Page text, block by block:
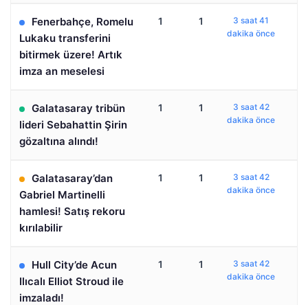
Fenerbahçe, Romelu
Lukaku transferini
bitirmek üzere! Artık
imza an meselesi
1 1
3 saat 41
dakika önce
Galatasaray tribün
lideri Sebahattin Şirin
gözaltına alındı!
1 1
3 saat 42
dakika önce
Galatasaray’dan
Gabriel Martinelli
hamlesi! Satış rekoru
kırılabilir
1 1
3 saat 42
dakika önce
Hull City’de Acun
Ilıcalı Elliot Stroud ile
imzaladı!
1 1
3 saat 42
dakika önce